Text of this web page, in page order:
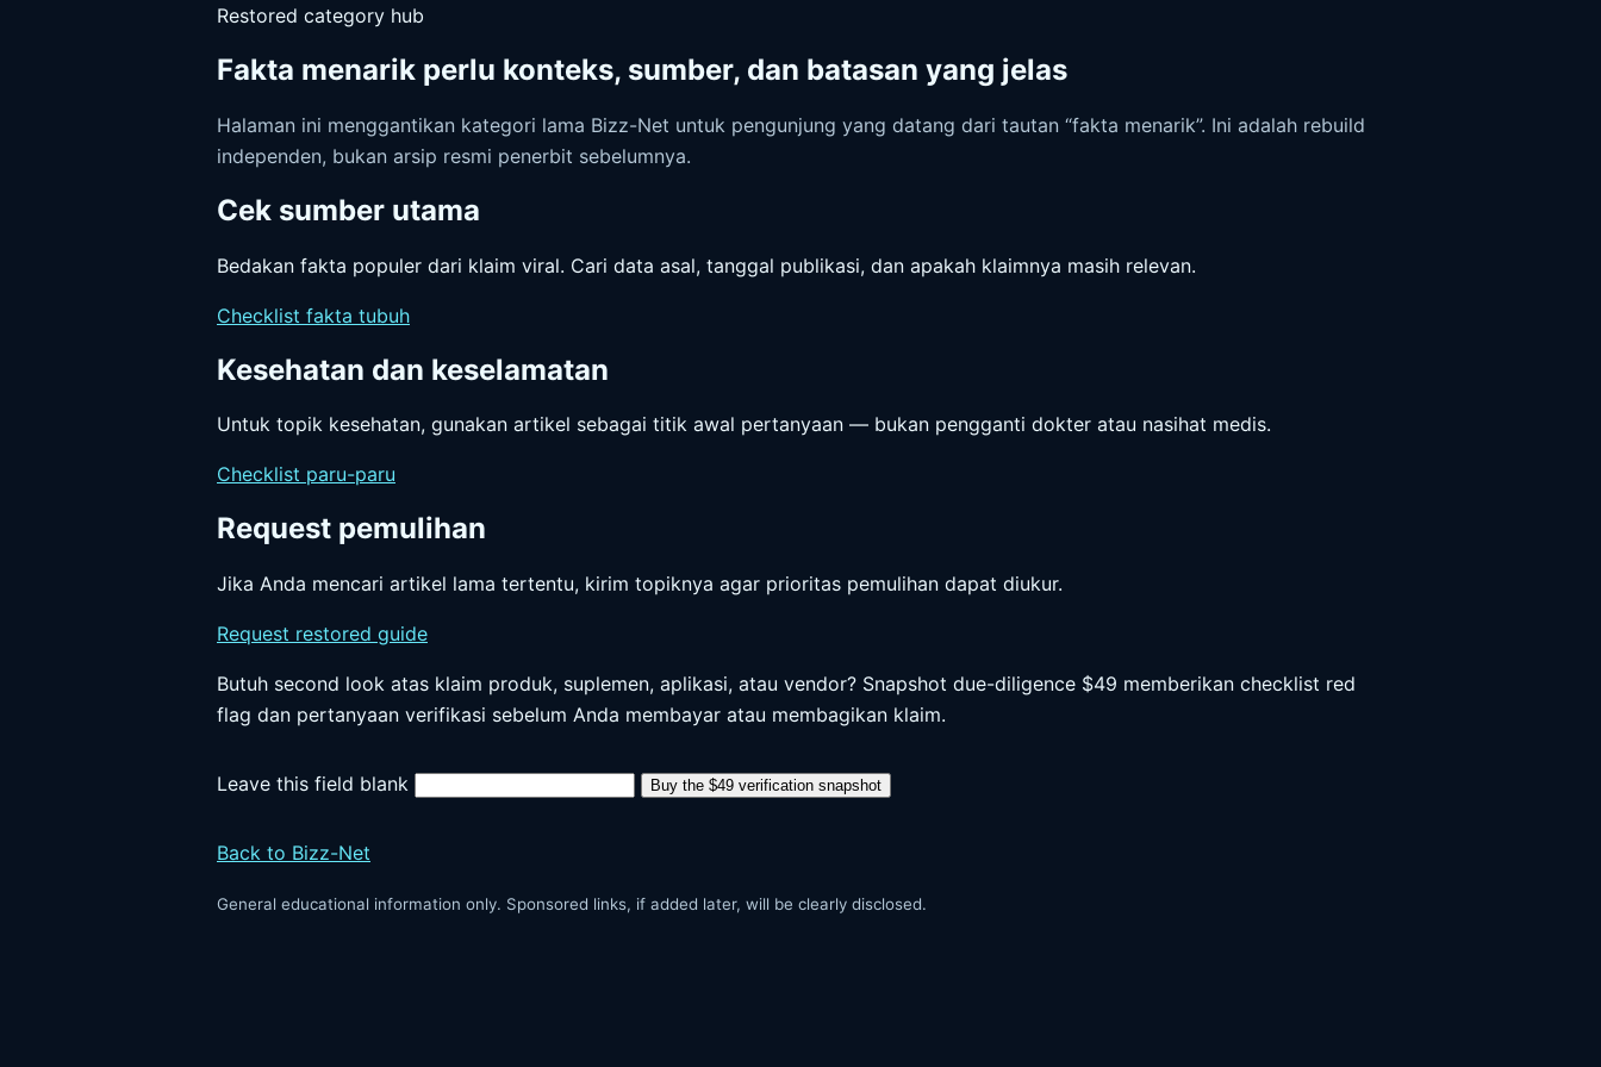
Restored category hub
Fakta menarik perlu konteks, sumber, dan batasan yang jelas
Halaman ini menggantikan kategori lama Bizz-Net untuk pengunjung yang datang dari tautan “fakta menarik”. Ini adalah rebuild
independen, bukan arsip resmi penerbit sebelumnya.
Cek sumber utama
Bedakan fakta populer dari klaim viral. Cari data asal, tanggal publikasi, dan apakah klaimnya masih relevan.
Checklist fakta tubuh
Kesehatan dan keselamatan
Untuk topik kesehatan, gunakan artikel sebagai titik awal pertanyaan — bukan pengganti dokter atau nasihat medis.
Checklist paru-paru
Request pemulihan
Jika Anda mencari artikel lama tertentu, kirim topiknya agar prioritas pemulihan dapat diukur.
Request restored guide
Butuh second look atas klaim produk, suplemen, aplikasi, atau vendor? Snapshot due-diligence $49 memberikan checklist red
flag dan pertanyaan verifikasi sebelum Anda membayar atau membagikan klaim.
Leave this field blank Buy the $49 verification snapshot
Back to Bizz-Net
General educational information only. Sponsored links, if added later, will be clearly disclosed.